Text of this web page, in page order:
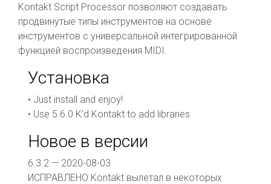
Kontakt Script Processor позволяют создавать
продвинутые типы инструментов на основе
инструментов с универсальной интегрированной
функцией воспроизведения MIDI.
Установка
• Just install and enjoy!
• Use 5.6.0 K’d Kontakt to add libraries
Новое в версии
6.3.2 — 2020-08-03
ИСПРАВЛЕНО Kontakt вылетал в некоторых